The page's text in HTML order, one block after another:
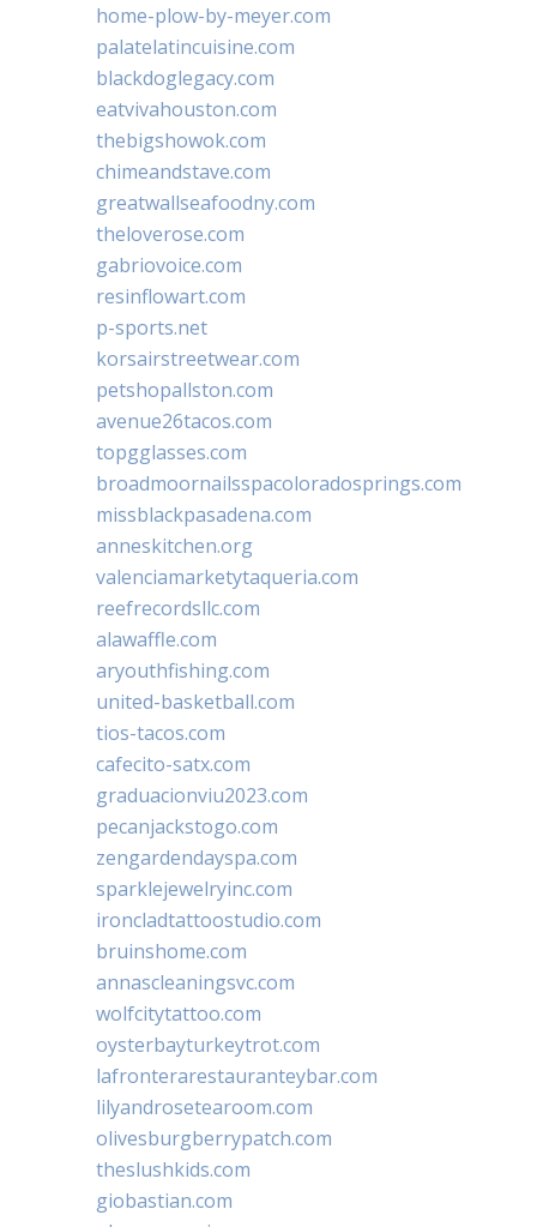
home-plow-by-meyer.com
palatelatincuisine.com
blackdoglegacy.com
eatvivahouston.com
thebigshowok.com
chimeandstave.com
greatwallseafoodny.com
theloverose.com
gabriovoice.com
resinflowart.com
p-sports.net
korsairstreetwear.com
petshopallston.com
avenue26tacos.com
topgglasses.com
broadmoornailsspacoloradosprings.com
missblackpasadena.com
anneskitchen.org
valenciamarketytaqueria.com
reefrecordsllc.com
alawaffle.com
aryouthfishing.com
united-basketball.com
tios-tacos.com
cafecito-satx.com
graduacionviu2023.com
pecanjackstogo.com
zengardendayspa.com
sparklejewelryinc.com
ironcladtattoostudio.com
bruinshome.com
annascleaningsvc.com
wolfcitytattoo.com
oysterbayturkeytrot.com
lafronterarestauranteybar.com
lilyandrosetearoom.com
olivesburgberrypatch.com
theslushkids.com
giobastian.com